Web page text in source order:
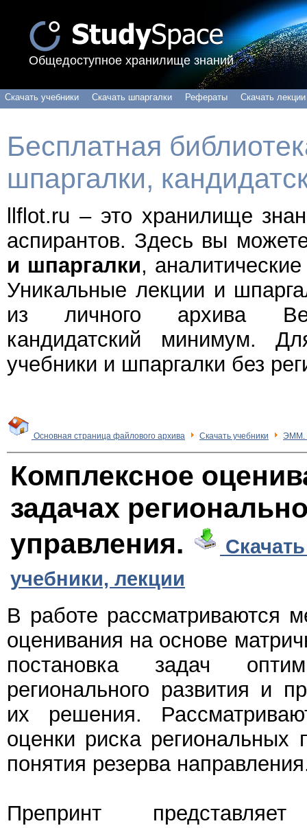
Общедоступное хранилище знаний
Скачать учебники Скачать шпаргалки Рефераты Скачать лекции
Бесплатная
шпаргалки,
llflot.ru – это хранилище
аспирантов. Здесь вы
и шпаргалки,
Уникальные лекции и
из личного архива
кандидатский минимум.
учебники и шпаргалки без
Основная страница файлового архива Скачать учебники ЭММ.
Комплексное
задачах
управления.
учебники, лекции
В работе рассматриваются
оценивания на основе
постановка задач
регионального развития и
их решения.
оценки риска региональных
понятия резерва
Препринт